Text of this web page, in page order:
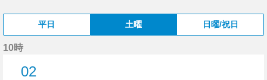
平日 土曜 日曜/祝日
10時
02